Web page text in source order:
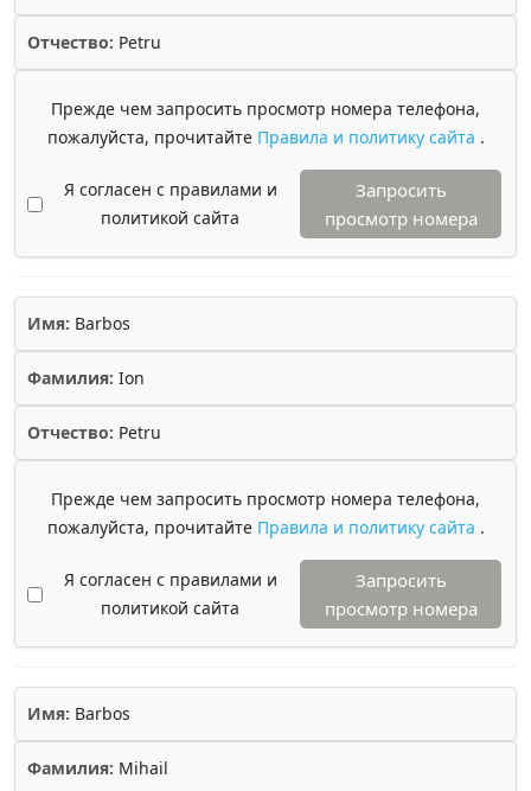
Отчество: Petru
Прежде чем запросить просмотр номера телефона,
пожалуйста, прочитайте Правила и политику сайта .
Я согласен с правилами и
политикой сайта
Запросить
просмотр номера
Имя: Barbos
Фамилия: Ion
Отчество: Petru
Прежде чем запросить просмотр номера телефона,
пожалуйста, прочитайте Правила и политику сайта .
Я согласен с правилами и
политикой сайта
Запросить
просмотр номера
Имя: Barbos
Фамилия: Mihail